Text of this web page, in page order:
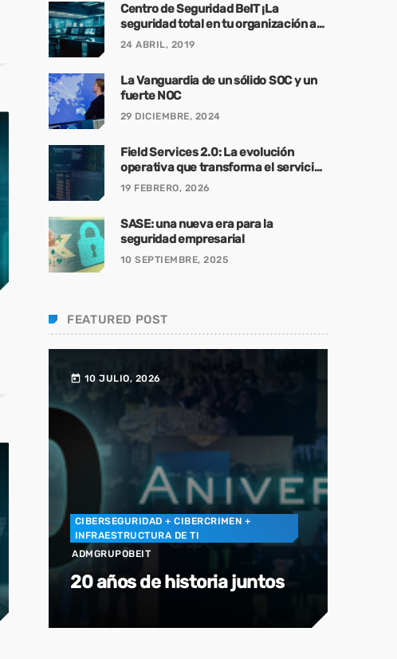
Centro de Seguridad BeIT ¡La
seguridad total en tu organización a
tu alcance!
24 ABRIL, 2019
La Vanguardia de un sólido SOC y un
fuerte NOC
29 DICIEMBRE, 2024
Field Services 2.0: La evolución
operativa que transforma el servicio
en campo y virtual en una ventaja
19 FEBRERO, 2026
SASE: una nueva era para la
seguridad empresarial
10 SEPTIEMBRE, 2025
FEATURED POST
today 10 JULIO, 2026
CIBERSEGURIDAD + CIBERCRIMEN +
INFRAESTRUCTURA DE TI
ADMGRUPOBEIT
20 años de historia juntos